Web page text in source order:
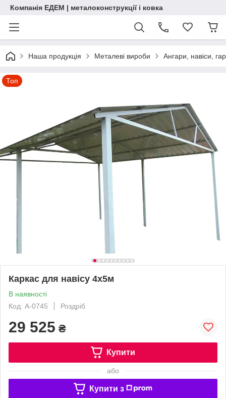
Компанія ЕДЕМ | металоконструкції і ковка
Наша продукція Металеві вироби Ангари, навіси,
Топ
Каркас для навісу 4х5м
В наявності
Код: А-0745
Роздріб
29 525 ₴
Купити
або
Купити з